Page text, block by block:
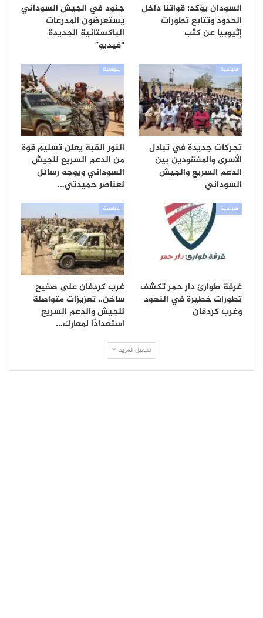
السودان يؤكد: قواتنا داخل
الحدود وتتابع تطورات
إثيوبيا عن كثب
جنود في الجيش السوداني
يستعرضون المدرعات
الباكستانية الجديدة
“فيديو”
سياسية
تحركات جديدة في تبادل
الأسرى والمفقودين بين
الدعم السريع والجيش
السوداني
سياسية
النور القبة يعلن تسليم قوة
من الدعم السريع للجيش
السوداني ويوجه رسائل
لعناصر حميدتي…
سياسية
غرفة طوارئ دار حمر تكشف
تطورات خطيرة في النهود
وغرب كردفان
سياسية
غرب كردفان على صفيح
ساخن.. تعزيزات متواصلة
للجيش والدعم السريع
استعدادًا لمعارك…
تحميل المزيد